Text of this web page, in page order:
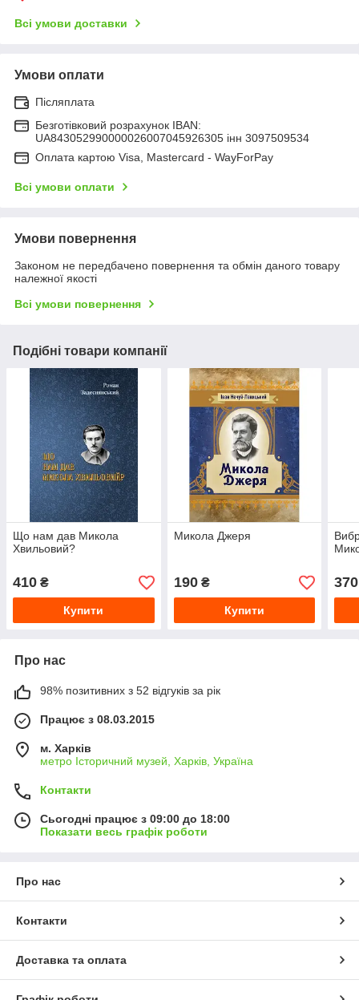
Всі умови доставки
Умови оплати
Післяплата
Безготівковий розрахунок IBAN:
UA843052990000026007045926305 інн 3097509534
Оплата картою Visa, Mastercard - WayForPay
Всі умови оплати
Умови повернення
Законом не передбачено повернення та обмін даного товару
належної якості
Всі умови повернення
Подібні товари компанії
Що нам дав Микола
Хвильовий?
410 ₴
Купити
Микола Джеря
190₴
Купити
370
Про нас
98% позитивних з 52 відгуків за рік
Працює з 08.03.2015
м. Харків
метро Історичний музей, Харків, Україна
Контакти
Сьогодні працює з 09:00 до 18:00
Показати весь графік роботи
Про нас
Контакти
Доставка та оплата